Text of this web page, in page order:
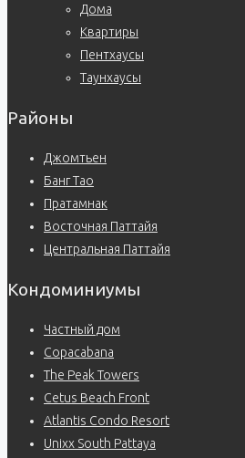
Дома
Квартиры
Пентхаусы
Таунхаусы
Районы
Джомтьен
Банг Тао
Пратамнак
Восточная Паттайя
Центральная Паттайя
Кондоминиумы
Частный дом
Copacabana
The Peak Towers
Cetus Beach Front
Atlantis Condo Resort
Unixx South Pattaya